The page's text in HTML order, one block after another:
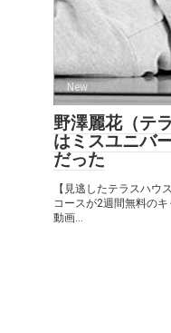
New
野澤麗花（テ
はミスユニバ
だった
【見逃したテラスハウ
コースが2週間無料の
動画...